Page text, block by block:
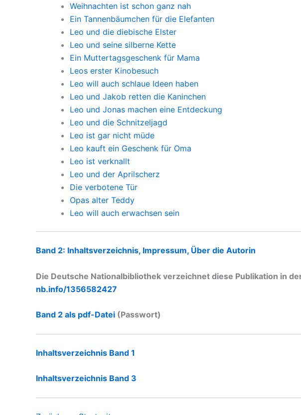
Weihnachten ist schon ganz nah
Ein Tannenbäumchen für die Elefanten
Leo und die diebische Elster
Leo und seine silberne Kette
Ein Muttertagsgeschenk für Mama
Leos erster Kinobesuch
Leo will auch schlaue Ideen haben
Leo und Jakob retten die Kaninchen
Leo und Jonas machen eine Entdeckung
Leo und die Schnitzeljagd
Leo ist gar nicht müde
Leo kauft ein Geschenk für Oma
Leo ist verknallt
Leo und der Aprilscherz
Die verbotene Tür
Opas alter Teddy
Leo will auch erwachsen sein
Band 2: Inhaltsverzeichnis, Impressum, Über die Autorin
Die Deutsche Nationalbibliothek verzeichnet diese Publikation in
nb.info/1356582427
Band 2 als pdf-Datei (Passwort)
Inhaltsverzeichnis Band 1
Inhaltsverzeichnis Band 3